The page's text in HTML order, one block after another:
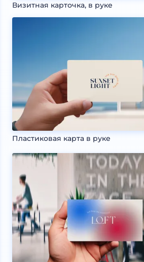
Визитная карточка, в руке
Пластиковая карта в руке